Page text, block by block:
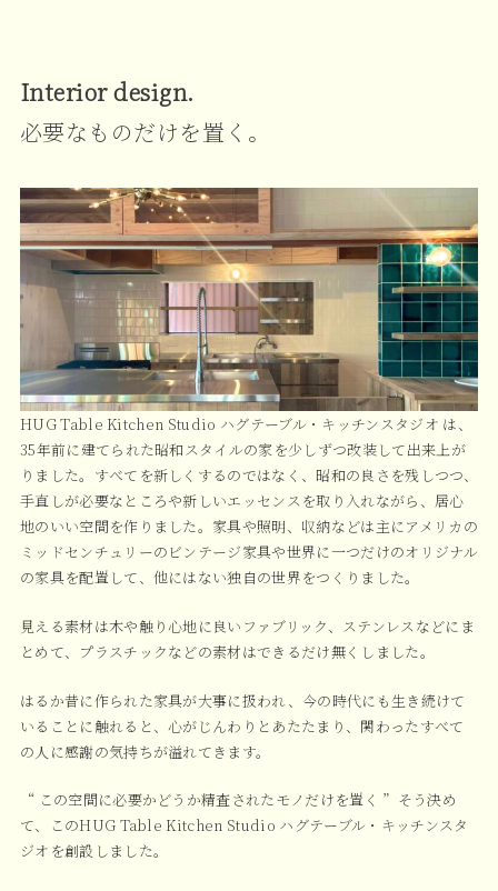
Interior design.
必要なものだけを置く。
HUG Table Kitchen Studio ハグテーブル・キッチンスタジオ は、
35年前に建てられた昭和スタイルの家を少しずつ改装して出来上が
りました。すべてを新しくするのではなく、昭和の良さを残しつつ、
手直しが必要なところや新しいエッセンスを取り入れながら、居心
地のいい空間を作りました。家具や照明、収納などは主にアメリカの
ミッドセンチュリーのビンテージ家具や世界に一つだけのオリジナル
の家具を配置して、他にはない独自の世界をつくりました。
見える素材は木や触り心地に良いファブリック、ステンレスなどにま
とめて、プラスチックなどの素材はできるだけ無くしました。
はるか昔に作られた家具が大事に扱われ、今の時代にも生き続けて
いることに触れると、心がじんわりとあたたまり、関わったすべて
の人に感謝の気持ちが溢れてきます。
“ この空間に必要かどうか精査されたモノだけを置く ”そう決め
て、このHUG Table Kitchen Studio ハグテーブル・キッチンスタ
ジオを創設しました。